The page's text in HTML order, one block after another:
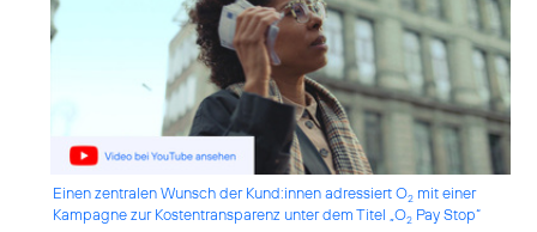
Einen zentralen Wunsch der Kund:innen adressiert O2 mit einer
Kampagne zur Kostentransparenz unter dem Titel „O2 Pay Stop“